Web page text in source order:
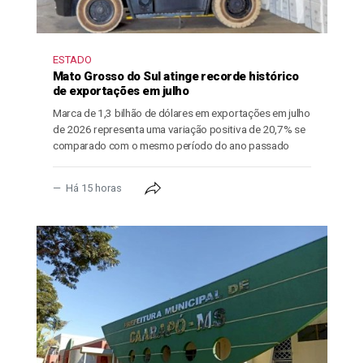
ESTADO
Mato Grosso do Sul atinge recorde histórico
de exportações em julho
Marca de 1,3 bilhão de dólares em exportações em julho
de 2026 representa uma variação positiva de 20,7% se
comparado com o mesmo período do ano passado
Há 15 horas